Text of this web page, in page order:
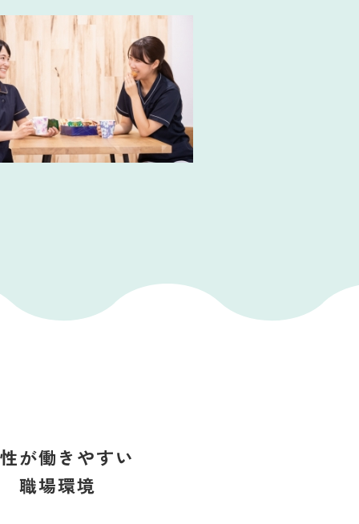
が働きやすい
職場環境